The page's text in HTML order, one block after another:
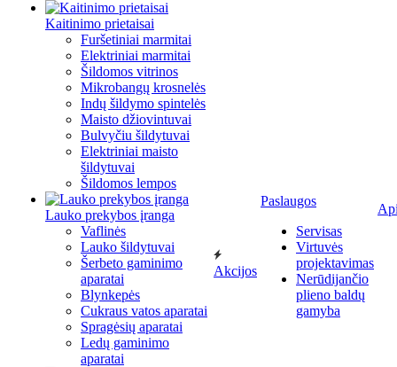
Kaitinimo prietaisai
Furšetiniai marmitai
Elektriniai marmitai
Šildomos vitrinos
Mikrobangų krosnelės
Indų šildymo spintelės
Maisto džiovintuvai
Bulvyčiu šildytuvai
Elektriniai maisto
šildytuvai
Šildomos lempos
Lauko prekybos įranga
Vaflinės
Lauko šildytuvai
Šerbeto gaminimo
aparatai
Blynkepės
Cukraus vatos aparatai
Spragėsių aparatai
Ledų gaminimo
aparatai
Akcijos
Paslaugos
Servisas
Virtuvės
projektavimas
Nerūdijančio
plieno baldų
gamyba